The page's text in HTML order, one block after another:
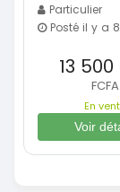
Particulier
Posté il y a
13
FCFA
En
Voir